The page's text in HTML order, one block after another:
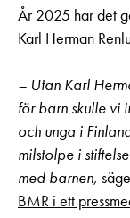
År 2025 har det
Karl Herman
– Utan Karl
för barn skulle vi
och unga i
milstolpe i
med barnen,
BMR i ett